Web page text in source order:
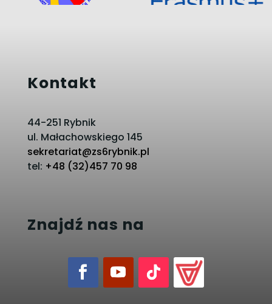
Kontakt
44-251 Rybnik
ul. Małachowskiego 145
sekretariat@zs6rybnik.pl
tel: +48 (32)457 70 98
Znajdź nas na